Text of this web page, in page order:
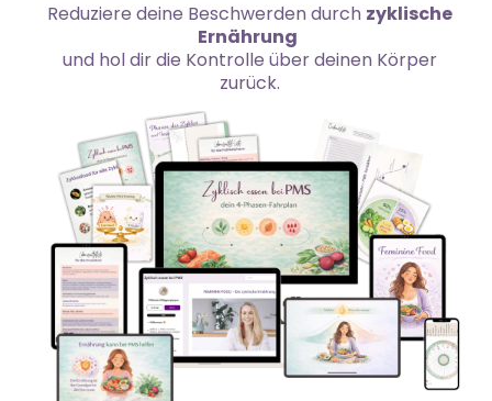
Reduziere deine Beschwerden durch zyklische
Ernährung
und hol dir die Kontrolle über deinen Körper
zurück.